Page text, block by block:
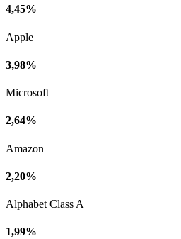
4,45%
Apple
3,98%
Microsoft
2,64%
Amazon
2,20%
Alphabet Class A
1,99%